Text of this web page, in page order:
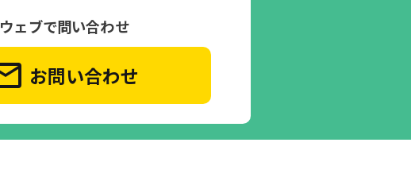
ウェブで問い合わせ
お問い合わせ